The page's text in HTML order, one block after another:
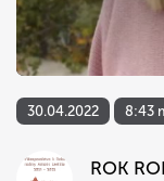
30.04.2022 8:43
ROK